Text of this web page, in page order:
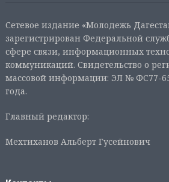
Сетевое издание «Молодежь
зарегистрирован Федеральной
сфере связи, информационных
коммуникаций. Свидетельство о
массовой информации: ЭЛ № ФС77-
года.
Главный редактор:
Мехтиханов Альберт Гусейнович